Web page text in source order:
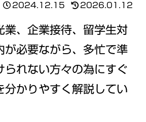
2024.12.15 2026.01.12
業、企業接待、留学生対
が必要ながら、多忙で準
られない方々の為にすぐ
分かりやすく解説してい